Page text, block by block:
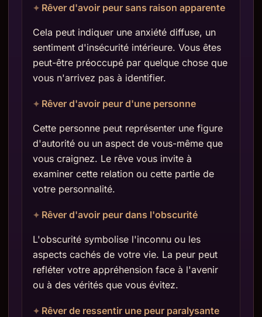
Rêver d'avoir peur sans raison apparente
Cela peut indiquer une anxiété diffuse, un
sentiment d'insécurité intérieure. Vous êtes
peut-être préoccupé par quelque chose que
vous n'arrivez pas à identifier.
Rêver d'avoir peur d'une personne
Cette personne peut représenter une figure
d'autorité ou un aspect de vous-même que
vous craignez. Le rêve vous invite à
examiner cette relation ou cette partie de
votre personnalité.
Rêver d'avoir peur dans l'obscurité
L'obscurité symbolise l'inconnu ou les
aspects cachés de votre vie. La peur peut
refléter votre appréhension face à l'avenir
ou à des vérités que vous évitez.
Rêver de ressentir une peur paralysante